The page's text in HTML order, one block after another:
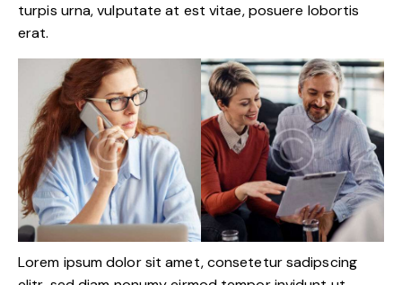
turpis urna, vulputate at est vitae, posuere lobortis
erat.
Lorem ipsum dolor sit amet, consetetur sadipscing